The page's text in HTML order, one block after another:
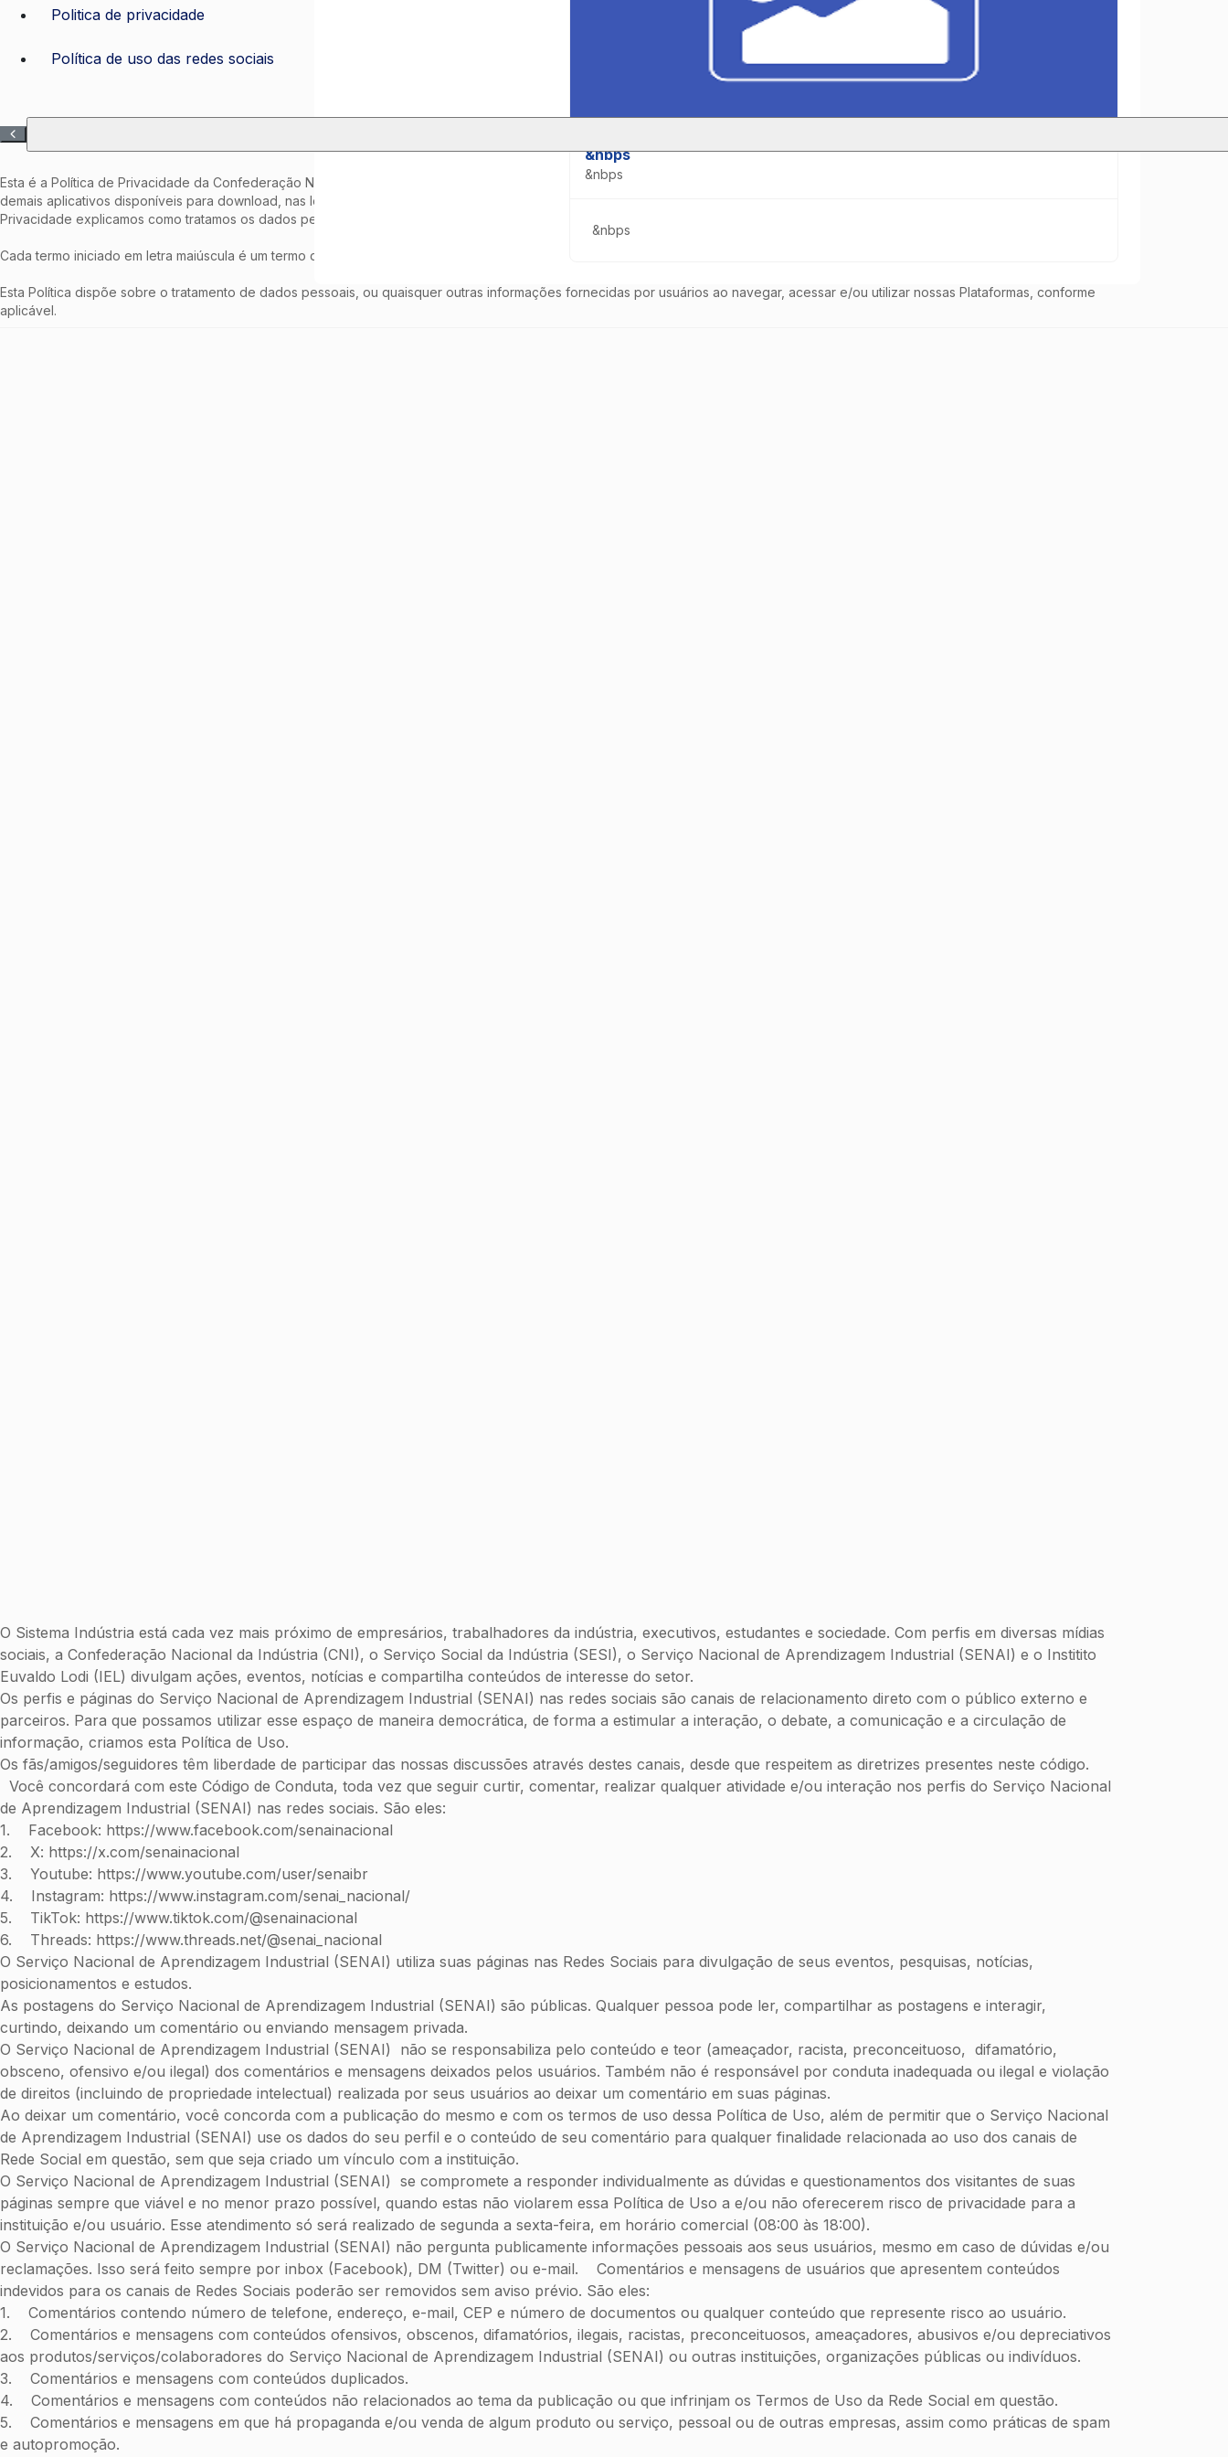
&nbps
&nbps
&nbps
Politica de privacidade
Política de uso das redes sociais
Esta é a Política de Privacidade da Confederação Nacional da Indústria (doravante "CNI"), disponível por meio do endereço eletrônico https://www.portaldaindustria.com.br/cni/ e
demais aplicativos disponíveis para download, nas lojas App Store e Play Store, por meio das quais é possível acessar informações acerca dos serviços da CNI. Nesta Política de
Privacidade explicamos como tratamos os dados pessoais fornecidos por usuários nos sites e aplicativos da CNI.
Cada termo iniciado em letra maiúscula é um termo definido e tem o significado atribuído nesta Política.
Esta Política dispõe sobre o tratamento de dados pessoais, ou quaisquer outras informações fornecidas por usuários ao navegar, acessar e/ou utilizar nossas Plataformas, conforme
aplicável.
O Sistema Indústria está cada vez mais próximo de empresários, trabalhadores da indústria, executivos, estudantes e sociedade. Com perfis em diversas mídias
sociais, a Confederação Nacional da Indústria (CNI), o Serviço Social da Indústria (SESI), o Serviço Nacional de Aprendizagem Industrial (SENAI) e o Institito
Euvaldo Lodi (IEL) divulgam ações, eventos, notícias e compartilha conteúdos de interesse do setor.
Os perfis e páginas do Serviço Nacional de Aprendizagem Industrial (SENAI) nas redes sociais são canais de relacionamento direto com o público externo e
parceiros. Para que possamos utilizar esse espaço de maneira democrática, de forma a estimular a interação, o debate, a comunicação e a circulação de
informação, criamos esta Política de Uso.
Os fãs/amigos/seguidores têm liberdade de participar das nossas discussões através destes canais, desde que respeitem as diretrizes presentes neste código.
Você concordará com este Código de Conduta, toda vez que seguir curtir, comentar, realizar qualquer atividade e/ou interação nos perfis do Serviço Nacional
de Aprendizagem Industrial (SENAI) nas redes sociais. São eles:
1. Facebook: https://www.facebook.com/senainacional
2. X: https://x.com/senainacional
3. Youtube: https://www.youtube.com/user/senaibr
4. Instagram: https://www.instagram.com/senai_nacional/
5. TikTok: https://www.tiktok.com/@senainacional
6. Threads: https://www.threads.net/@senai_nacional
O Serviço Nacional de Aprendizagem Industrial (SENAI) utiliza suas páginas nas Redes Sociais para divulgação de seus eventos, pesquisas, notícias,
posicionamentos e estudos.
As postagens do Serviço Nacional de Aprendizagem Industrial (SENAI) são públicas. Qualquer pessoa pode ler, compartilhar as postagens e interagir,
curtindo, deixando um comentário ou enviando mensagem privada.
O Serviço Nacional de Aprendizagem Industrial (SENAI) não se responsabiliza pelo conteúdo e teor (ameaçador, racista, preconceituoso, difamatório,
obsceno, ofensivo e/ou ilegal) dos comentários e mensagens deixados pelos usuários. Também não é responsável por conduta inadequada ou ilegal e violação
de direitos (incluindo de propriedade intelectual) realizada por seus usuários ao deixar um comentário em suas páginas.
Ao deixar um comentário, você concorda com a publicação do mesmo e com os termos de uso dessa Política de Uso, além de permitir que o Serviço Nacional
de Aprendizagem Industrial (SENAI) use os dados do seu perfil e o conteúdo de seu comentário para qualquer finalidade relacionada ao uso dos canais de
Rede Social em questão, sem que seja criado um vínculo com a instituição.
O Serviço Nacional de Aprendizagem Industrial (SENAI) se compromete a responder individualmente as dúvidas e questionamentos dos visitantes de suas
páginas sempre que viável e no menor prazo possível, quando estas não violarem essa Política de Uso a e/ou não oferecerem risco de privacidade para a
instituição e/ou usuário. Esse atendimento só será realizado de segunda a sexta-feira, em horário comercial (08:00 às 18:00).
O Serviço Nacional de Aprendizagem Industrial (SENAI) não pergunta publicamente informações pessoais aos seus usuários, mesmo em caso de dúvidas e/ou
reclamações. Isso será feito sempre por inbox (Facebook), DM (Twitter) ou e-mail. Comentários e mensagens de usuários que apresentem conteúdos
indevidos para os canais de Redes Sociais poderão ser removidos sem aviso prévio. São eles:
1. Comentários contendo número de telefone, endereço, e-mail, CEP e número de documentos ou qualquer conteúdo que represente risco ao usuário.
2. Comentários e mensagens com conteúdos ofensivos, obscenos, difamatórios, ilegais, racistas, preconceituosos, ameaçadores, abusivos e/ou depreciativos
aos produtos/serviços/colaboradores do Serviço Nacional de Aprendizagem Industrial (SENAI) ou outras instituições, organizações públicas ou indivíduos.
3. Comentários e mensagens com conteúdos duplicados.
4. Comentários e mensagens com conteúdos não relacionados ao tema da publicação ou que infrinjam os Termos de Uso da Rede Social em questão.
5. Comentários e mensagens em que há propaganda e/ou venda de algum produto ou serviço, pessoal ou de outras empresas, assim como práticas de spam
e autopromoção.